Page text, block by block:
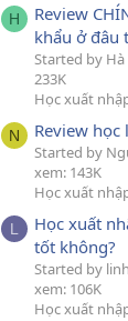
H
Review
khẩu ở đâu
Started by Hà
233K
Học xuất
N Review
Started by
xem: 143K
Học xuất
L
Học xuất
tốt không?
Started by
xem: 106K
Học xuất